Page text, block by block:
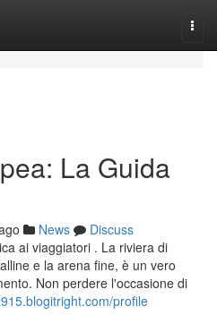
La Guida
News
Discuss
ai viaggiatori . La riviera di
e la arena fine, è un vero
Non perdere l'occasione di
profile